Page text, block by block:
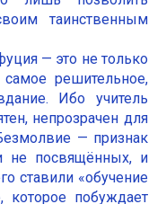
таинственным
— это не только
решительное,
Ибо учитель
непрозрачен для
— признак
не посвящённых, и
ставили «обучение
которое побуждает